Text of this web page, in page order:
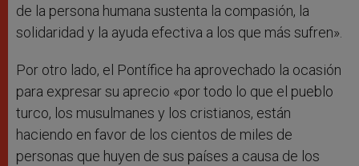
de la persona humana sustenta la compasión, la
solidaridad y la ayuda efectiva a los que más sufren».
Por otro lado, el Pontífice ha aprovechado la ocasión
para expresar su aprecio «por todo lo que el pueblo
turco, los musulmanes y los cristianos, están
haciendo en favor de los cientos de miles de
personas que huyen de sus países a causa de los